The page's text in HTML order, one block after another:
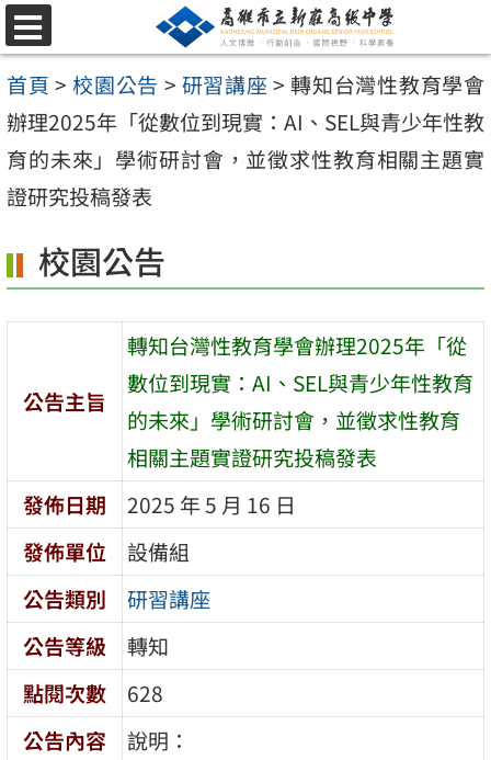
跳
至
主
要
內
容
選
單
首頁 > 校園公告 > 研習講座 > 轉知台灣性教育學會
辦理2025年「從數位到現實：AI、SEL與青少年性教
育的未來」學術研討會，並徵求性教育相關主題實
證研究投稿發表
校園公告
公告主旨
轉知台灣性教育學會辦理2025年「從
數位到現實：AI、SEL與青少年性教育
的未來」學術研討會，並徵求性教育
相關主題實證研究投稿發表
發佈日期
2025 年 5 月 16 日
發佈單位
設備組
公告類別
研習講座
公告等級
轉知
點閱次數
628
公告內容
說明：